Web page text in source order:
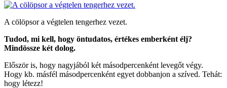
A cölöpsor a végtelen tengerhez vezet.
Tudod, mi kell, hogy öntudatos, értékes emberként élj?
Mindössze két dolog.
Először is, hogy nagyjából két másodpercenként levegőt végy.
Hogy kb. másfél másodpercenként egyet dobbanjon a szíved. Tehát:
hogy létezz!